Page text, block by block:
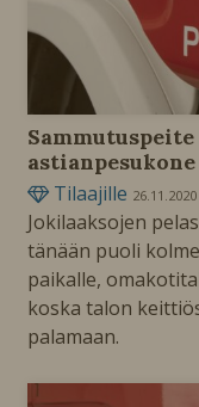
Tilaajille 26.11.2020
Jokilaaksojen
tänään puoli
paikalle,
koska talon
palamaan.